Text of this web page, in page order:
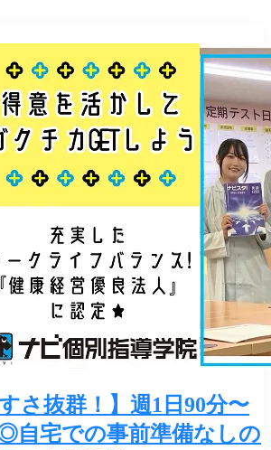
さ抜群！】週1日90分〜
自宅での事前準備なしの